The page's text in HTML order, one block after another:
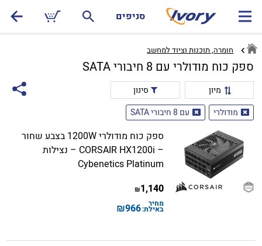
סניפים
חומרה, תוכנות וציוד למחשב
ספק כוח מודולרי עם 8 חיבורי SATA
מיון
סינון
מודולרי
עם 8 חיבורי SATA
ספק כוח מודולרי 1200W בצבע שחור
– CORSAIR HX1200i – נצילות
Cybenetics Platinum
1,140
₪
מחיר
באילת:966
₪